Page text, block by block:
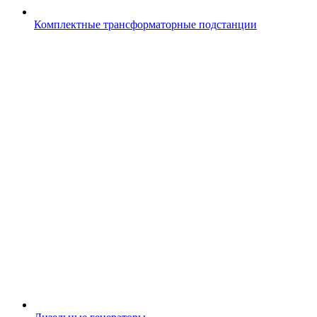
Комплектные трансформаторные подстанции